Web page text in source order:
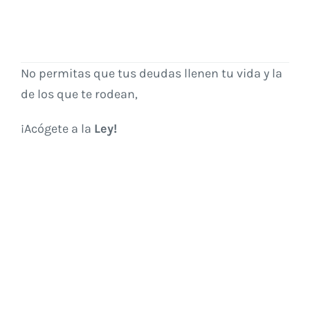
No permitas que tus deudas llenen tu vida y la
de los que te rodean,
¡Acógete a la Ley!